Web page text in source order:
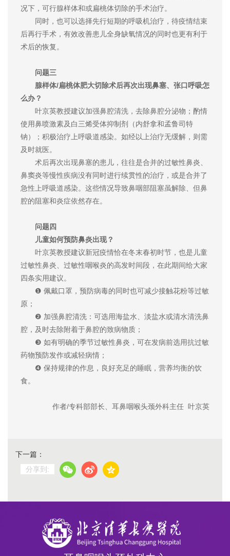
况下，可行腺样体和或扁桃体切除的手术治疗。
同时，也可以选择先行短期的呼吸机治疗，待疫情结束
后再行手术，有效改善患儿全身缺氧情况的同时也更有利于
术后的恢复。
问题三
腺样体/扁桃体肥大切除术后再次出现鼻塞、张口呼吸怎
么办？
叶京英教授建议加强鼻腔清洗，去除鼻腔分泌物；酌情
使用鼻喷激素及白三烯受体抑制剂（内舒拿和孟鲁司特
钠）；积极治疗上呼吸道感染。如经以上治疗无缓解，则需
及时就医。
术后再次出现鼻塞的患儿，往往是合并的过敏性鼻炎、
鼻窦炎等慢性疾病没有同时进行续贯性的治疗，或是合并了
急性上呼吸道感染。这些情况导致鼻咽部阻塞虽解除、但鼻
腔的阻塞和炎症依然存在。
问题四
儿童如何预防鼻炎出现？
叶京英教授建议新冠疫情恰在冬末春初时节，也是儿童
过敏性鼻炎、过敏性咽喉炎的高发时间段，在此期间给大家
四条实用建议。
❶ 佩戴口罩，预防病毒的同时也可减少接触花粉等过敏
原；
❷ 加强鼻腔清洗：可选用海盐水、淡盐水或清水清洗鼻
腔，及时去除附着于鼻腔的致病物质；
❸ 如有明确的季节过敏性鼻炎，可在发病前选用抗过敏
药物预防发作或减轻病情；
❹ 保持规律的作息，良好充足的睡眠，营养均衡的饮
食。
作者/专科部部长、耳鼻咽喉头颈外科主任 叶京英
下一篇：
分享到: